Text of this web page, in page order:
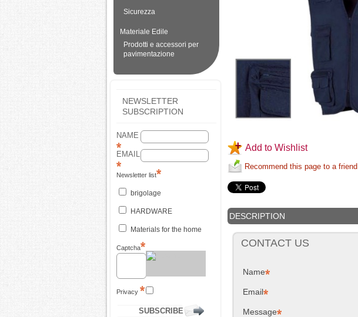
Sicurezza
Materiale Edile
Prodotti e accessori per
pavimentazione
NEWSLETTER
SUBSCRIPTION
NAME
EMAIL
Newsletter list
brigolage
HARDWARE
Materials for the home
Captcha
Privacy
Add to Wishlist
Recommend this page to a friend
DESCRIPTION
CONTACT US
Name
Email
Message